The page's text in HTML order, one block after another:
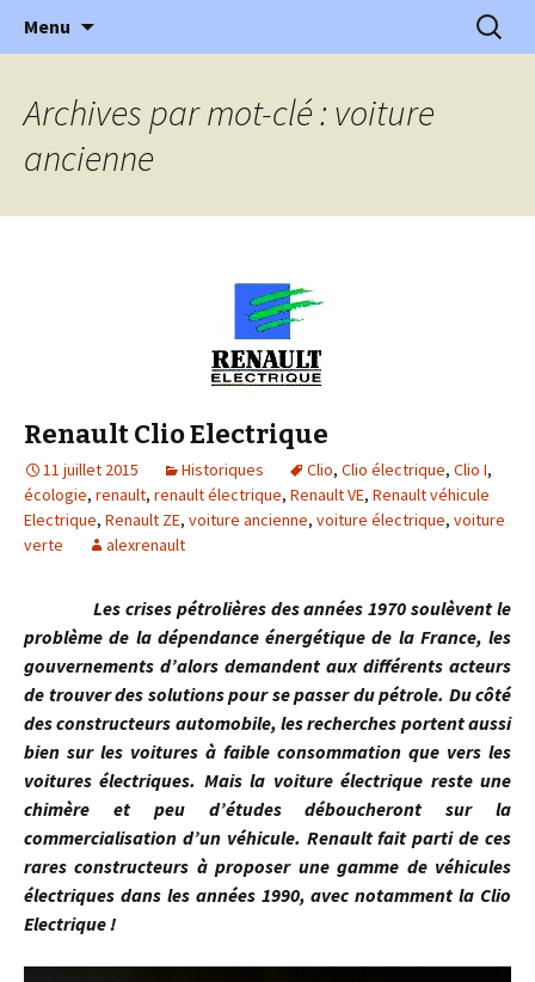
l'Automobile Ancienne
l'automobile ancienne : articles, historiques
…
Menu
Archives par mot-clé : voiture
ancienne
Renault Clio Electrique
11 juillet 2015 Historiques Clio, Clio électrique, Clio I,
écologie, renault, renault électrique, Renault VE, Renault véhicule
Electrique, Renault ZE, voiture ancienne, voiture électrique, voiture
verte
alexrenault
Les crises pétrolières des années 1970 soulèvent le
problème de la dépendance énergétique de la France, les
gouvernements d’alors demandent aux différents acteurs
de trouver des solutions pour se passer du pétrole. Du côté
des constructeurs automobile, les recherches portent aussi
bien sur les voitures à faible consommation que vers les
voitures électriques. Mais la voiture électrique reste une
chimère et peu d’études déboucheront sur la
commercialisation d’un véhicule. Renault fait parti de ces
rares constructeurs à proposer une gamme de véhicules
électriques dans les années 1990, avec notamment la Clio
Electrique !